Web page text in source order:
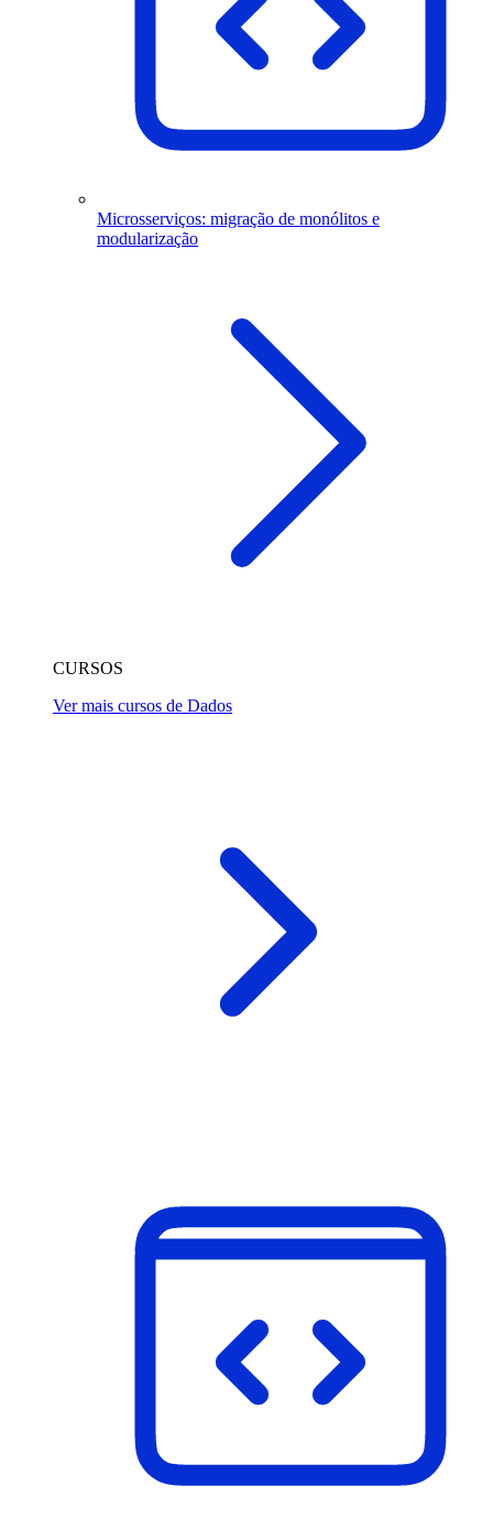
Microsserviços: migração de monólitos e
modularização
CURSOS
Ver mais cursos de Dados